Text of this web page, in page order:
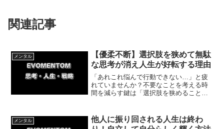
関連記事
メンタル
【優柔不断】選択肢を狭めて無駄
な思考が消え人生が好転する理由
「あれこれ悩んで行動できない…」と疲
れていませんか？不要なことを考える時
間を減らす鍵は「選択肢を狭めること」
て今すぐ行動に移すための具体的な実践
方法を解説します。
メンタル
他人に振り回される人生は終わ